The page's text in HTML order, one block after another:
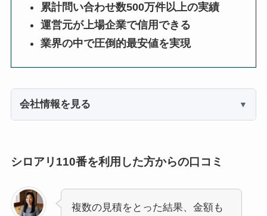
累計問い合わせ数500万件以上の実績
運営元が上場企業で信用できる
業界の中で圧倒的最安値を実現
会社情報を見る
シロアリ110番を利用した方からの口コミ
複数の見積をとった結果、金額も